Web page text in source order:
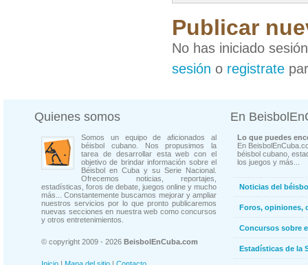
Publicar
No has iniciado
sesión o registrate
Quienes somos
Somos un equipo de aficionados al
béisbol cubano. Nos propusimos la
tarea de desarrollar esta web con el
objetivo de brindar información sobre el
Béisbol en Cuba y su Serie Nacional.
Ofrecemos noticias, reportajes,
estadísticas, foros de debate, juegos online y mucho
más... Constantemente buscamos mejorar y ampliar
nuestros servicios por lo que pronto publicaremos
nuevas secciones en nuestra web como concursos
y otros entretenimientos.
© copyright 2009 - 2026 BeisbolEnCuba.com
En
Lo que puedes
En
béisbol cubano,
los juegos y más...
Noticias del
Foros, opiniones,
Concursos sobre
Estadísticas de la